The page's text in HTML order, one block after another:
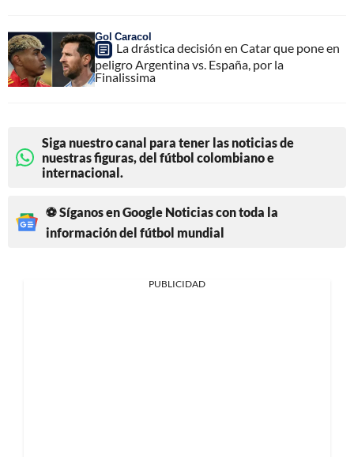
Gol Caracol
La drástica decisión en Catar que pone en
peligro Argentina vs. España, por la
Finalissima
Siga nuestro canal para tener las noticias de
nuestras figuras, del fútbol colombiano e
internacional.
⚽ Síganos en Google Noticias con toda la
información del fútbol mundial
PUBLICIDAD